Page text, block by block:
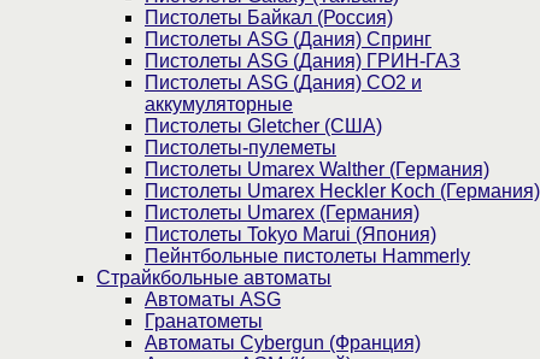
Пистолеты Байкал (Россия)
Пистолеты ASG (Дания) Спринг
Пистолеты ASG (Дания) ГРИН-ГАЗ
Пистолеты ASG (Дания) CO2 и
аккумуляторные
Пистолеты Gletcher (США)
Пистолеты-пулеметы
Пистолеты Umarex Walther (Германия)
Пистолеты Umarex Heckler Koch (Германия)
Пистолеты Umarex (Германия)
Пистолеты Tokyo Marui (Япония)
Пейнтбольные пистолеты Hammerly
Страйкбольные автоматы
Автоматы ASG
Гранатометы
Автоматы Cybergun (Франция)